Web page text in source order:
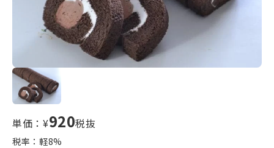
単価：¥920税抜
税率：軽8%